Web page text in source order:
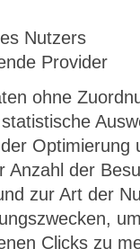
Nutzers
Provider
ohne
Optimierung
Anzahl der
zur Art der
Clicks zu